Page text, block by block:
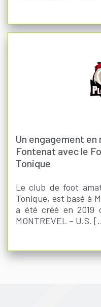
Un engagement
Fontenat avec le
Tonique
Le club de foot
Tonique, est basé à
a été créé en 2019
MONTREVEL – U.S.